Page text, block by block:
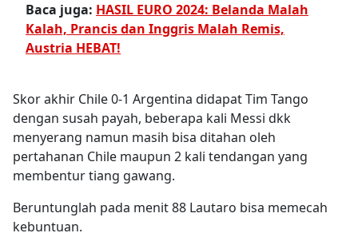
Baca juga: HASIL EURO 2024: Belanda Malah
Kalah, Prancis dan Inggris Malah Remis,
Austria HEBAT!
Skor akhir Chile 0-1 Argentina didapat Tim Tango
dengan susah payah, beberapa kali Messi dkk
menyerang namun masih bisa ditahan oleh
pertahanan Chile maupun 2 kali tendangan yang
membentur tiang gawang.
Beruntunglah pada menit 88 Lautaro bisa memecah
kebuntuan.